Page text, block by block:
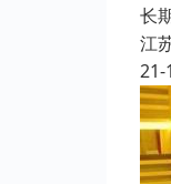
长
江
21-